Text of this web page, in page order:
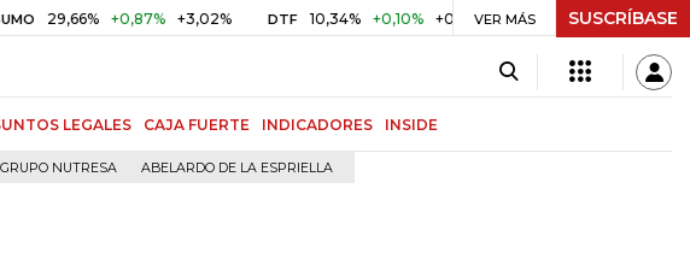
+0,87% +3,02% DTF 10,34% +0,10% +0,98% UVR $ 416,91 +$ 0,05
VER MÁS SUSCRÍBASE
LEGALES CAJA FUERTE INDICADORES INSIDE
GRUPO NUTRESA ABELARDO DE LA ESPRIELLA